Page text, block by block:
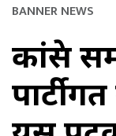
BANNER NEWS
कांग्रेस